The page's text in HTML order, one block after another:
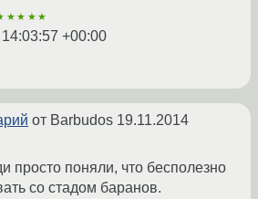
+00:00
от Barbudos 19.11.2014
просто поняли, что бесполезно
со стадом баранов.